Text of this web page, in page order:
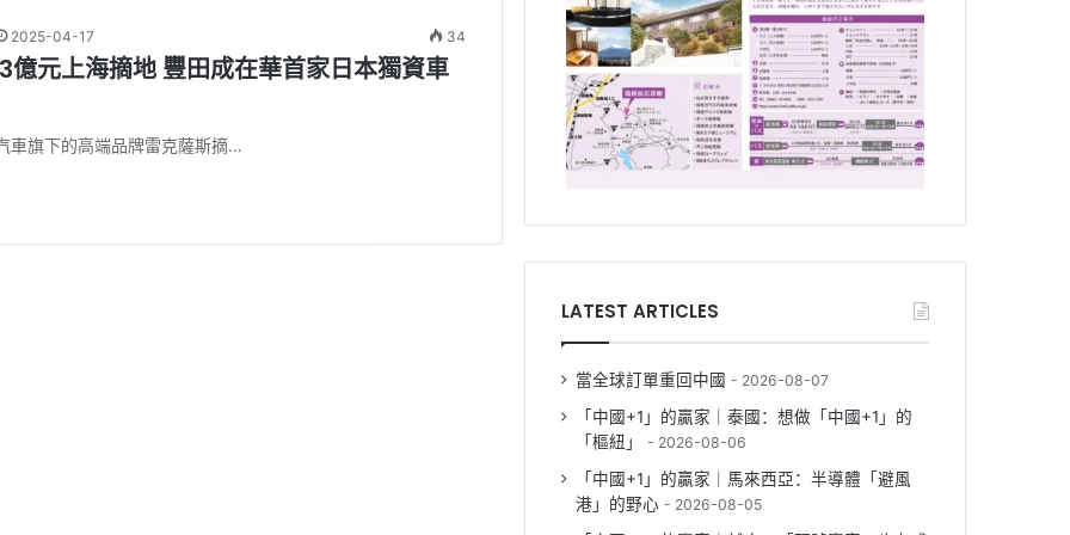
2025-04-17 34
億元上海摘地 豐田成在華首家日本獨資車
車旗下的高端品牌雷克薩斯摘…
LATEST ARTICLES
當全球訂單重回中國 2026-08-07
「中國+1」的贏家｜泰國：想做「中國+1」的
「樞紐」
2026-08-06
「中國+1」的贏家｜馬來西亞：半導體「避風
港」的野心
2026-08-05